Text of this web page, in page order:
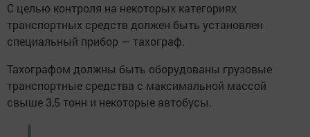
С целью контроля на некоторых категориях
транспортных средств должен быть установлен
специальный прибор — тахограф.
Тахографом должны быть оборудованы грузовые
транспортные средства с максимальной массой
свыше 3,5 тонн и некоторые автобусы.